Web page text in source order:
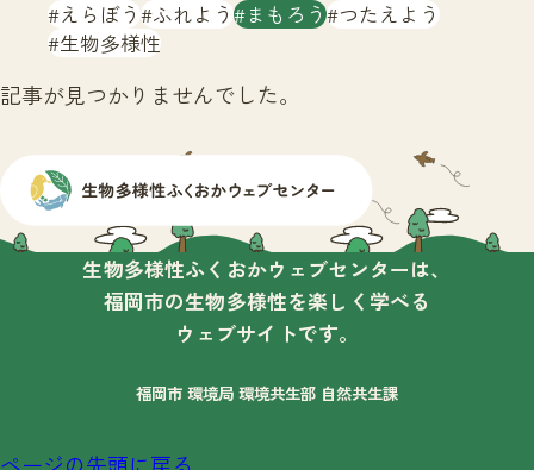
えらぼう ふれよう まもろう つたえよう
生物多様性
記事が見つかりませんでした。
生物多様性ふくおかウェブセンターは、
福岡市の生物多様性を楽しく学べる
ウェブサイトです。
福岡市 環境局 環境共生部 自然共生課